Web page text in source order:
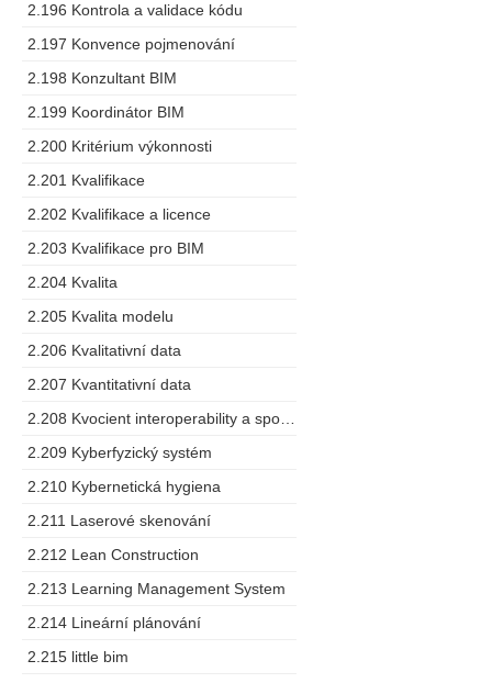
2.196 Kontrola a validace kódu
2.197 Konvence pojmenování
2.198 Konzultant BIM
2.199 Koordinátor BIM
2.200 Kritérium výkonnosti
2.201 Kvalifikace
2.202 Kvalifikace a licence
2.203 Kvalifikace pro BIM
2.204 Kvalita
2.205 Kvalita modelu
2.206 Kvalitativní data
2.207 Kvantitativní data
2.209 Kyberfyzický systém
2.210 Kybernetická hygiena
2.211 Laserové skenování
2.212 Lean Construction
2.213 Learning Management System
2.214 Lineární plánování
2.215 little bim